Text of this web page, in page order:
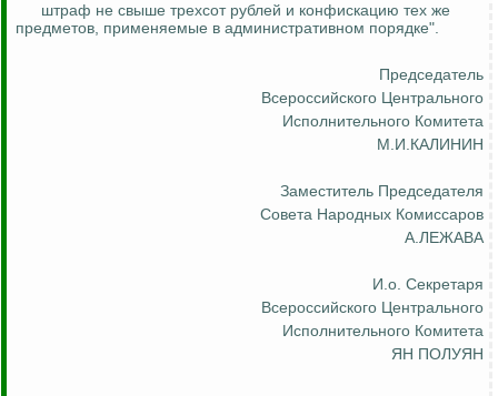
штраф не свыше трехсот рублей и конфискацию тех же
предметов, применяемые в административном порядке".
Председатель
Всероссийского Центрального
Исполнительного Комитета
М.И.КАЛИНИН
Заместитель Председателя
Совета Народных Комиссаров
А.ЛЕЖАВА
И.о. Секретаря
Всероссийского Центрального
Исполнительного Комитета
ЯН ПОЛУЯН